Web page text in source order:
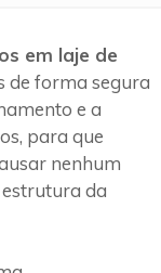
em laje de
de forma segura
e a
para que
nenhum
da